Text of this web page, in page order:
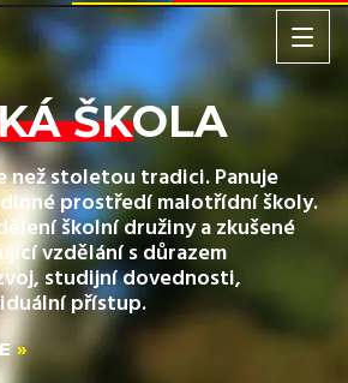
ŠKOLA
než stoletou tradici. Panuje
prostředí malotřídní školy.
školní družiny a zkušené
vzdělání s důrazem
studijní dovednosti,
přístup.